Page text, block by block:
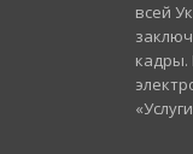
всей
кадры.